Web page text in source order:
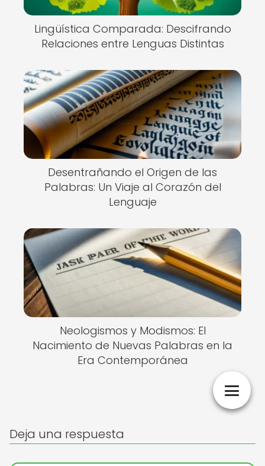
Lingüística Comparada: Descifrando
Relaciones entre Lenguas Distintas
Desentrañando el Origen de las
Palabras: Un Viaje al Corazón del
Lenguaje
Neologismos y Modismos: El
Nacimiento de Nuevas Palabras en la
Era Contemporánea
Deja una respuesta